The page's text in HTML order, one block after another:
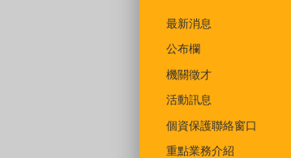
最新消息
公布欄
機關徵才
活動訊息
個資保護聯絡窗口
重點業務介紹